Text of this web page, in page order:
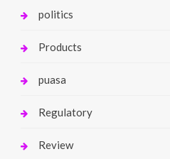
politics
Products
puasa
Regulatory
Review